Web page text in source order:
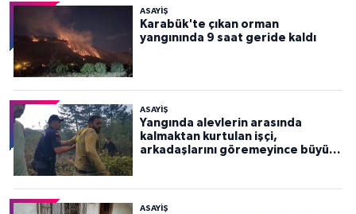
ASAYİŞ
Karabük'te çıkan orman
yangınında 9 saat geride kaldı
ASAYİŞ
Yangında alevlerin arasında
kalmaktan kurtulan işçi,
arkadaşlarını göremeyince büyük
ASAYİŞ